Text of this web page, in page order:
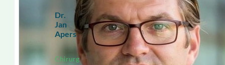
Dr.
Jan
Apers
Chirurg